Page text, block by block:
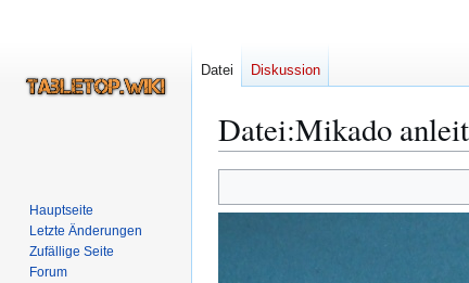
Datei:Mikado
Navigation
Suche
Datei Diskussion
Hauptseite
Letzte Änderungen
Zufällige Seite
Forum